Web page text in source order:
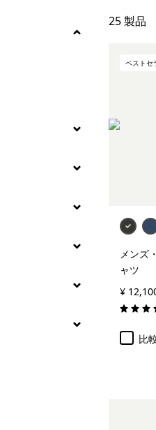
25 製品
ベストセ
メンズ
ャツ
¥
評価: 4.8 /
比